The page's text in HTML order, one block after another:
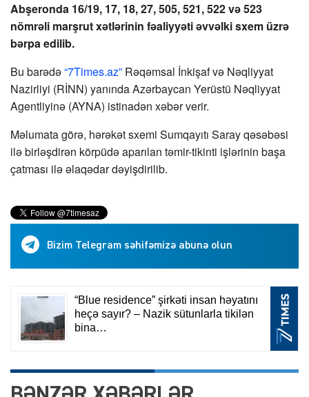
Abşeronda 16/19, 17, 18, 27, 505, 521, 522 və 523
nömrəli marşrut xətlərinin fəaliyyəti əvvəlki sxem üzrə
bərpa edilib.
Bu barədə“7Times.az” Rəqəmsal İnkişaf və Nəqliyyat
Nazirliyi (RİNN) yanında Azərbaycan Yerüstü Nəqliyyat
Agentliyinə (AYNA) istinadən xəbər verir.
Məlumata görə, hərəkət sxemi Sumqayıtı Saray qəsəbəsi
ilə birləşdirən körpüdə aparılan təmir-tikinti işlərinin başa
çatması ilə əlaqədar dəyişdirilib.
Bizim Telegram səhifəmizə abunə olun